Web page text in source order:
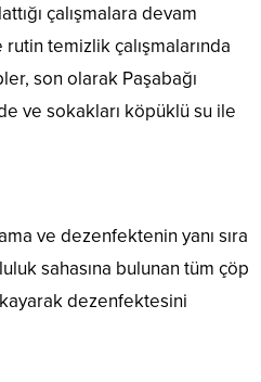
çalışmalara devam
temizlik çalışmalarında
son olarak Paşabağı
ve sokakları köpüklü su ile
ve dezenfektenin yanı sıra
sahasına bulunan tüm çöp
dezenfektesini